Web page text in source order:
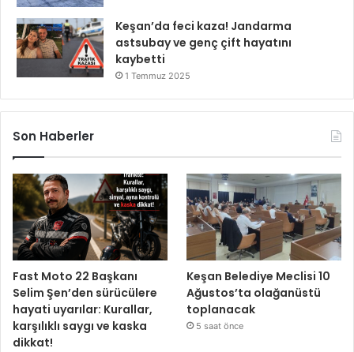
Keşan’da feci kaza! Jandarma
astsubay ve genç çift hayatını
kaybetti
1 Temmuz 2025
Son Haberler
Fast Moto 22 Başkanı
Selim Şen’den sürücülere
hayati uyarılar: Kurallar,
karşılıklı saygı ve kaska
dikkat!
Keşan Belediye Meclisi 10
Ağustos’ta olağanüstü
toplanacak
5 saat önce